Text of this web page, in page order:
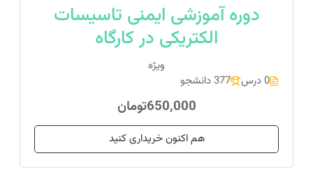
دوره آموزشی ایمنی تاسیسات
الکتریکی در کارگاه
ویژه
0 درس
377 دانشجو
650,000تومان
هم اکنون خریداری کنید